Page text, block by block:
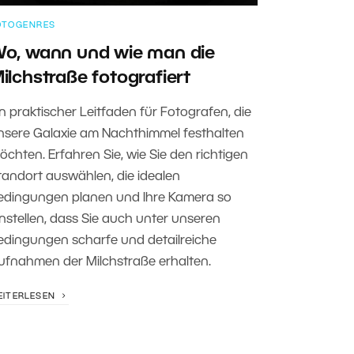
wann und wie man die
fotografiert
praktischer Leitfaden für Fotografen, die
Galaxie am Nachthimmel festhalten
Erfahren Sie, wie Sie den richtigen
auswählen, die idealen
planen und Ihre Kamera so
dass Sie auch unter unseren
scharfe und detailreiche
der Milchstraße erhalten.